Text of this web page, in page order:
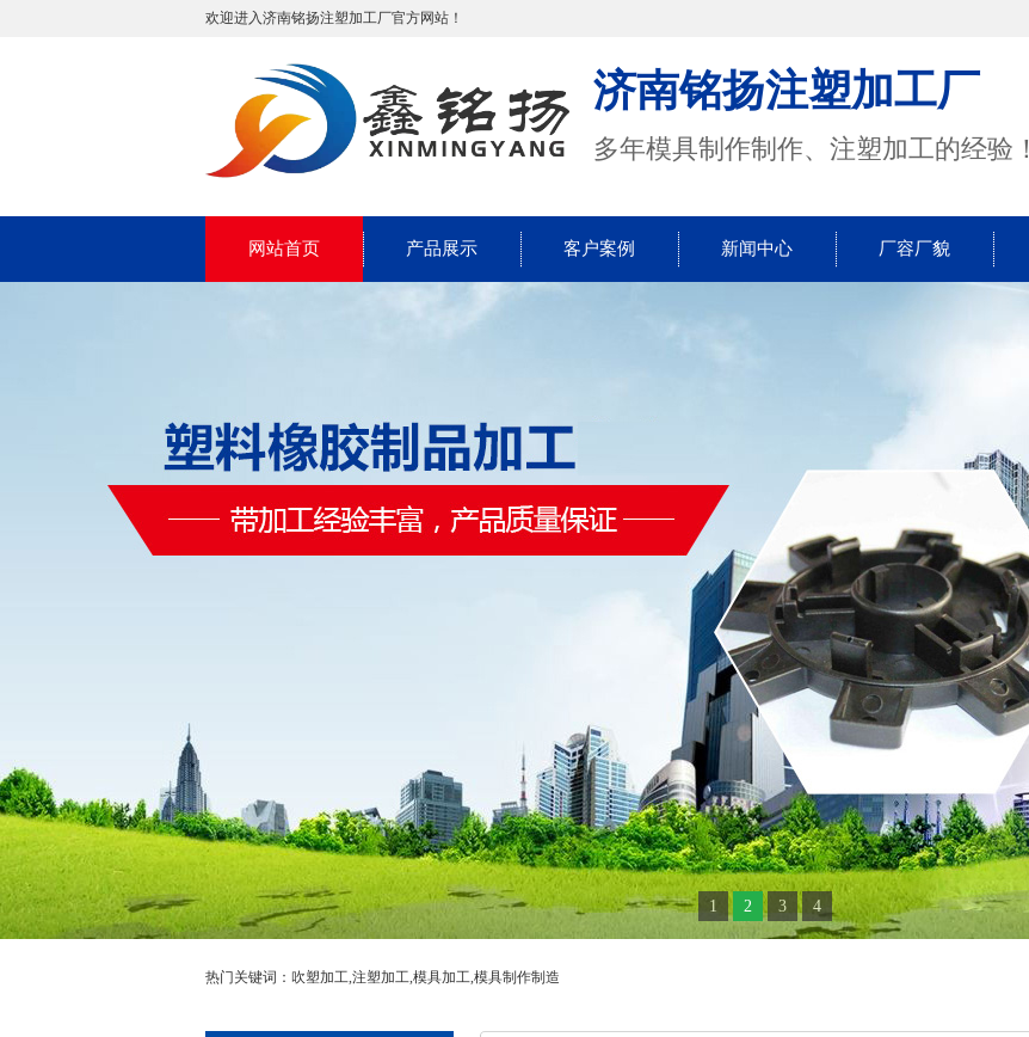
欢迎进入济南铭扬注塑加工厂官方网站！
济南铭扬注塑加工厂
多年模具制作制作、注塑加工的经验！
网站首页 产品展示 客户案例 新闻中心 厂容厂貌
1 2 3 4
热门关键词：吹塑加工,注塑加工,模具加工,模具制作制造